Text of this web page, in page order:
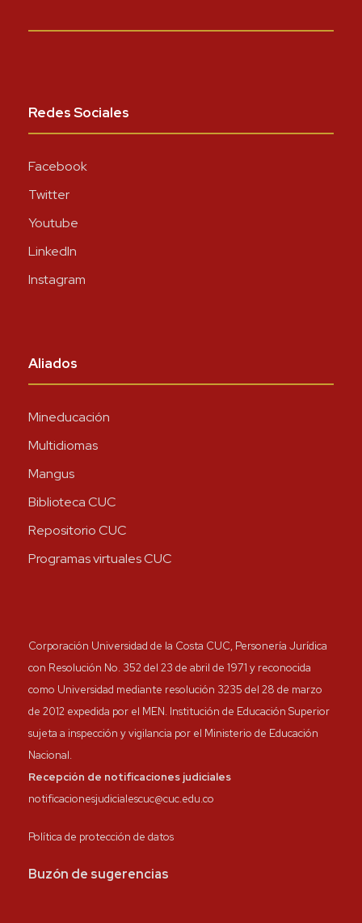
Redes Sociales
Facebook
Twitter
Youtube
LinkedIn
Instagram
Aliados
Mineducación
Multidiomas
Mangus
Biblioteca CUC
Repositorio CUC
Programas virtuales CUC
Corporación Universidad de la Costa CUC, Personería Jurídica
con Resolución No. 352 del 23 de abril de 1971 y reconocida
como Universidad mediante resolución 3235 del 28 de marzo
de 2012 expedida por el MEN. Institución de Educación Superior
sujeta a inspección y vigilancia por el Ministerio de Educación
Nacional.
Recepción de notificaciones judiciales
notificacionesjudicialescuc@cuc.edu.co
Política de protección de datos
Buzón de sugerencias